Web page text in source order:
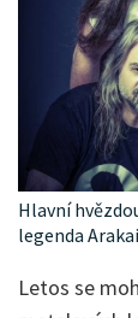
Hlavní
legenda
Letos se